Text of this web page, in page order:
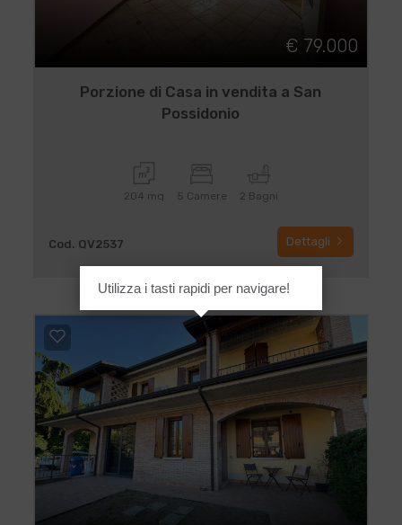
€ 79.000
Porzione di Casa in vendita a San
Possidonio
204 mq 5 Camere 2 Bagni
Cod. QV2537 Dettagli
Utilizza i tasti rapidi per navigare!